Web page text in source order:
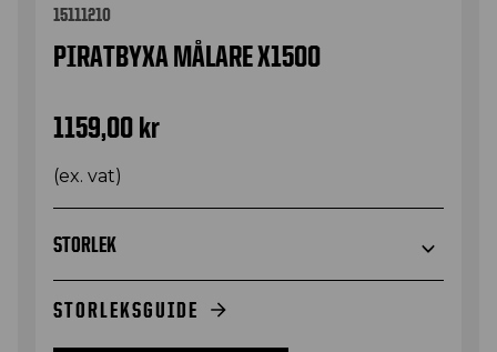
15111210
PIRATBYXA MÅLARE X1500
1159,00 kr
(ex. vat)
STORLEK
STORLEKSGUIDE